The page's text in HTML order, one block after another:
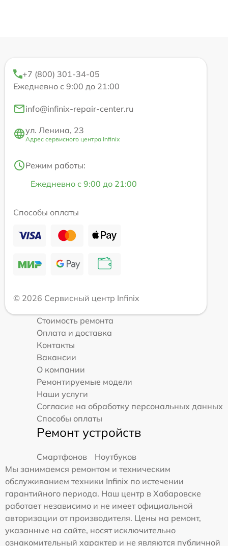
+7 (800) 301-34-05
Ежедневно с 9:00 до 21:00
info@infinix-repair-center.ru
ул. Ленина, 23
Адрес сервисного центра Infinix
Режим работы:
Ежедневно с 9:00 до 21:00
Способы оплаты
© 2026 Сервисный центр Infinix
Стоимость ремонта
Оплата и доставка
Контакты
Вакансии
О компании
Ремонтируемые модели
Наши услуги
Согласие на обработку персональных данных
Способы оплаты
Ремонт устройств
Смартфонов
Ноутбуков
Мы занимаемся ремонтом и техническим
обслуживанием техники Infinix по истечении
гарантийного периода. Наш центр в Хабаровске
работает независимо и не имеет официальной
авторизации от производителя. Цены на ремонт,
указанные на сайте, носят исключительно
ознакомительный характер и не являются публичной